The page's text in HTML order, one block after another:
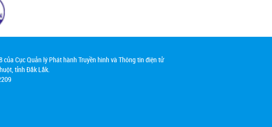
Cục Quản lý Phát hành Truyền hình và Thông tin điện tử
tỉnh Đắk Lắk.